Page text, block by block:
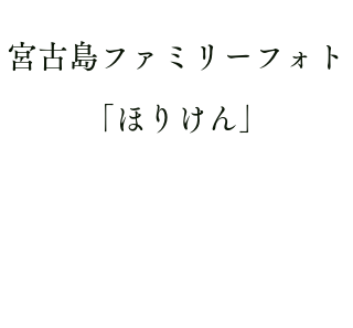
宮古島ファミリーフォト
​「ほりけん」